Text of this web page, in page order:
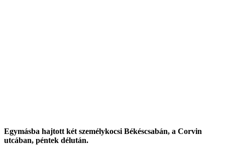
Egymásba hajtott két személykocsi Békéscsabán, a Corvin
utcában, péntek délután.